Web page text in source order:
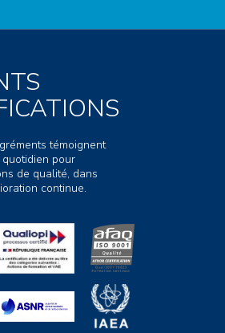
témoignent
pour
de qualité, dans
continue.